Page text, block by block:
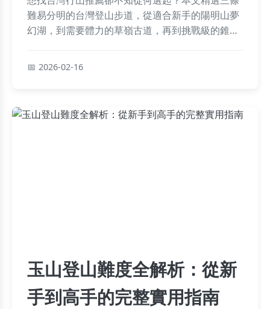
難易分明的台灣登山步道，從適合新手的陽明山夢
幻湖，到需要體力的草嶺古道，再到挑戰級的錐麓
2026-02-16
玉山登山難度全解析：從新
手到高手的完整實用指南